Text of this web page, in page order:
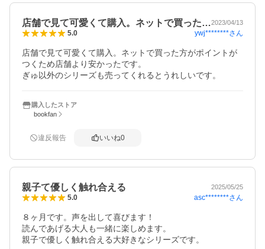
店舗で見て可愛くて購入。ネットで買った…2023/04/13
5.0 ywj********さん
店舗で見て可愛くて購入。ネットで買った方がポイントが
つくため店舗より安かったです。
ぎゅ以外のシリーズも売ってくれるとうれしいです。
購入したストア
bookfan
違反報告 いいね0
親子て優しく触れ合える 2025/05/25
5.0 asc********さん
８ヶ月です。声を出して喜びます！
読んであげる大人も一緒に楽しめます。
親子で優しく触れ合える大好きなシリーズです。